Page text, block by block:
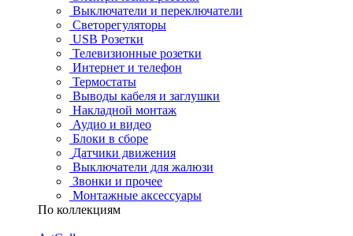
Выключатели и переключатели
Светорегуляторы
USB Розетки
Телевизионные розетки
Интернет и телефон
Термостаты
Выводы кабеля и заглушки
Накладной монтаж
Аудио и видео
Блоки в сборе
Датчики движения
Выключатели для жалюзи
Звонки и прочее
Монтажные аксессуары
По коллекциям